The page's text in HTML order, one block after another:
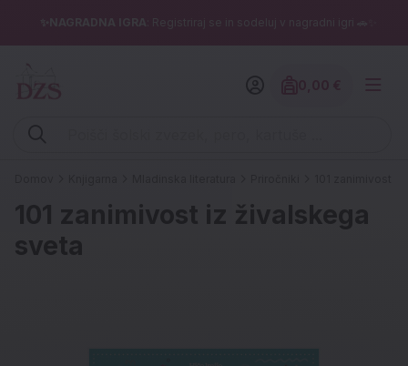
✨NAGRADNA IGRA : Registriraj se in sodeluj v nagradni igri 🚗✨
Vpišite iskalni niz (šolski zvezek, pero, kartuše ...)
101 zanimivost iz živalskega
sveta